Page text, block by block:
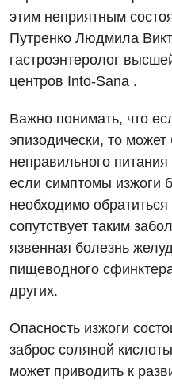
Вакансии
Мероприятия БПР
Интернатура
Энциклопедия
Программа лояльности
Диагностика
Ангиографические
Компьютерная
Магнитно-резонансная
Гинекологическое
Диагностическое
Дневной стационар
этим неприятным
Путренко Людмила
гастроэнтеролог
центров Into-Sana .
Важно понимать, что
эпизодически, то
неправильного
если симптомы изжоги
необходимо обратиться
сопутствует таким
язвенная болезнь
пищеводного
других.
Опасность изжоги
заброс соляной
может приводить к